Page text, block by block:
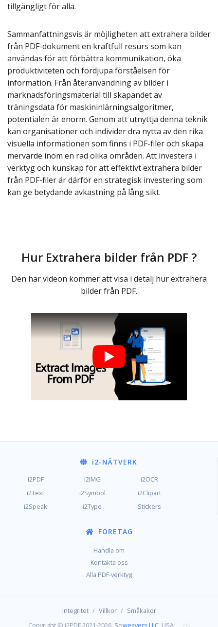
tillgängligt för alla.
Sammanfattningsvis är möjligheten att extrahera bilder
från PDF-dokument en kraftfull resurs som kan
användas för att förbättra kommunikation, öka
produktiviteten och fördjupa förståelsen för
information. Från återanvändning av bilder i
marknadsföringsmaterial till skapandet av
träningsdata för maskininlärningsalgoritmer,
potentialen är enorm. Genom att utnyttja denna teknik
kan organisationer och individer dra nytta av den rika
visuella informationen som finns i PDF-filer och skapa
mervärde inom en rad olika områden. Att investera i
verktyg och kunskap för att effektivt extrahera bilder
från PDF-filer är därför en strategisk investering som
kan ge betydande avkastning på lång sikt.
Hur Extrahera bilder från PDF ?
Den här videon kommer att visa i detalj hur extrahera
bilder från PDF.
i2-NÄTVERK
i2PDF i2IMG
i2OCR
i2Text
i2Symbol
i2Clipart
i2Speak
i2Type Stickers
FÖRETAG
Handla om
Kontakta oss
Alla PDF-verktyg
Integritet / Villkor / Småkakor
Copyright © i2PDF 2021-2026, Sciweavers LLC, USA 195